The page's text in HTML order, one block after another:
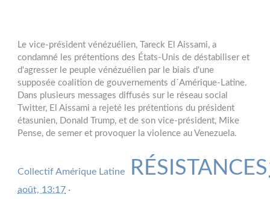
Le vice-président vénézuélien, Tareck El Aissami, a
condamné les prétentions des États-Unis de déstabiliser et
d'agresser le peuple vénézuélien par le biais d'une
supposée coalition de gouvernements d´Amérique-Latine.
Dans plusieurs messages diffusés sur le réseau social
Twitter, El Aissami a rejeté les prétentions du président
étasunien, Donald Trump, et de son vice-président, Mike
Pense, de semer et provoquer la violence au Venezuela.
Collectif Amérique Latine RÉSISTANCES
août, 13:17 ·